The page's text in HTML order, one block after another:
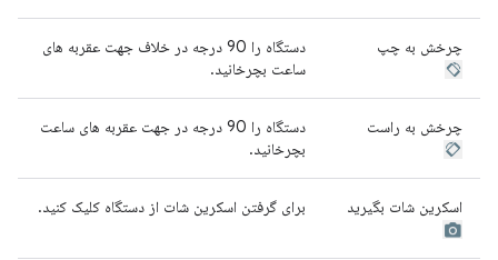
چرخش به چپ
دستگاه را 90 درجه در خلاف جهت عقربه های
ساعت بچرخانید.
چرخش به راست
دستگاه را 90 درجه در جهت عقربه های ساعت
بچرخانید.
اسکرین شات بگیرید برای گرفتن اسکرین شات از دستگاه کلیک کنید.